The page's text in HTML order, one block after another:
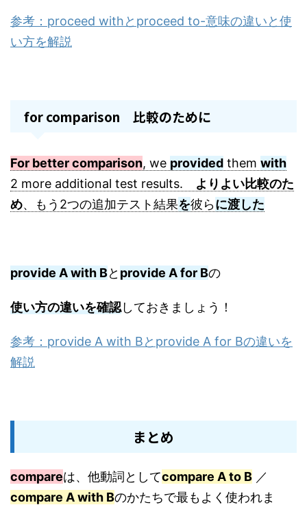
参考：proceed withとproceed to-意味の違いと使
い方を解説
for comparison 比較のために
For better comparison, we provided them with
2 more additional test results. よりよい比較のた
め、もう2つの追加テスト結果を彼らに渡した
provide A with Bと provide A for Bの
使い方の違いを確認しておきましょう！
参考：provide A with Bとprovide A for Bの違いを
解説
まとめ
compareは、他動詞としてcompare A to B ／
compare A with Bのかたちで最もよく使われま